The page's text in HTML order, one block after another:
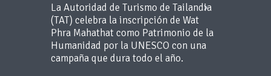
La Autoridad de Turismo de Tailandia
(TAT) celebra la inscripción de Wat
Phra Mahathat como Patrimonio de la
Humanidad por la UNESCO con una
campaña que dura todo el año.